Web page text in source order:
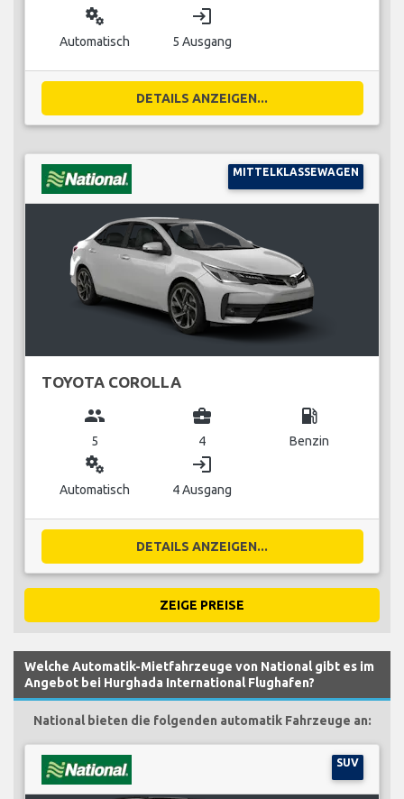
miscellaneous_services
Automatisch
login
5 Ausgang
DETAILS ANZEIGEN...
MITTELKLASSEWAGEN
TOYOTA COROLLA
group
5
business_center
4
local_gas_station
Benzin
miscellaneous_services
Automatisch
login
4 Ausgang
DETAILS ANZEIGEN...
ZEIGE PREISE
Welche Automatik-Mietfahrzeuge von National gibt es im
Angebot bei Hurghada International Flughafen?
National bieten die folgenden automatik Fahrzeuge an:
SUV